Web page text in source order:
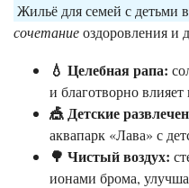
Жильё для семей с детьми
сочетаниеоздоровления и
💧 Целебная рапа:
и благотворно
🎪 Детские
аквапарк «Лава» с
🌳 Чистый воздух:
ионами брома,